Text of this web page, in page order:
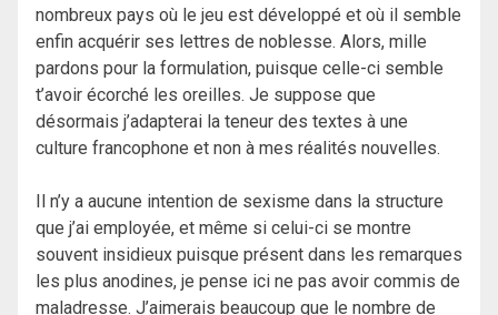
nombreux pays où le jeu est développé et où il semble
enfin acquérir ses lettres de noblesse. Alors, mille
pardons pour la formulation, puisque celle-ci semble
t’avoir écorché les oreilles. Je suppose que
désormais j’adapterai la teneur des textes à une
culture francophone et non à mes réalités nouvelles.
Il n’y a aucune intention de sexisme dans la structure
que j’ai employée, et même si celui-ci se montre
souvent insidieux puisque présent dans les remarques
les plus anodines, je pense ici ne pas avoir commis de
maladresse. J’aimerais beaucoup que le nombre de